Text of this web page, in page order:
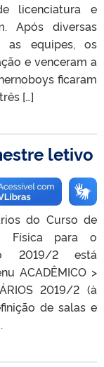
licenciatura e
Após diversas
as equipes, os
e venceram a
ficaram
[…]
letivo
do Curso de
Física para o
2019/2 está
ACADÊMICO >
2019/2 (à
de salas e